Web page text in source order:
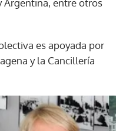
Argentina, entre otros
es apoyada por
y la Cancillería